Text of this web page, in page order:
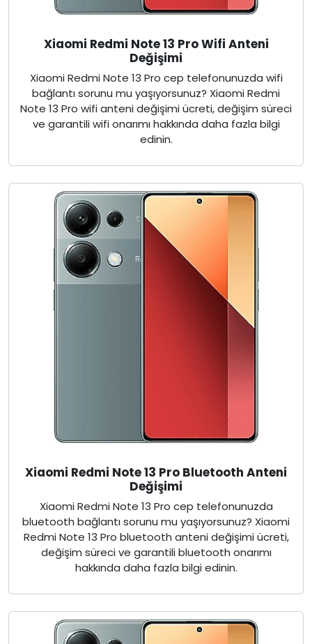
Xiaomi Redmi Note 13 Pro Wifi Anteni
Değişimi
Xiaomi Redmi Note 13 Pro cep telefonunuzda wifi
bağlantı sorunu mu yaşıyorsunuz? Xiaomi Redmi
Note 13 Pro wifi anteni değişimi ücreti, değişim süreci
ve garantili wifi onarımı hakkında daha fazla bilgi
edinin.
Xiaomi Redmi Note 13 Pro Bluetooth Anteni
Değişimi
Xiaomi Redmi Note 13 Pro cep telefonunuzda
bluetooth bağlantı sorunu mu yaşıyorsunuz? Xiaomi
Redmi Note 13 Pro bluetooth anteni değişimi ücreti,
değişim süreci ve garantili bluetooth onarımı
hakkında daha fazla bilgi edinin.